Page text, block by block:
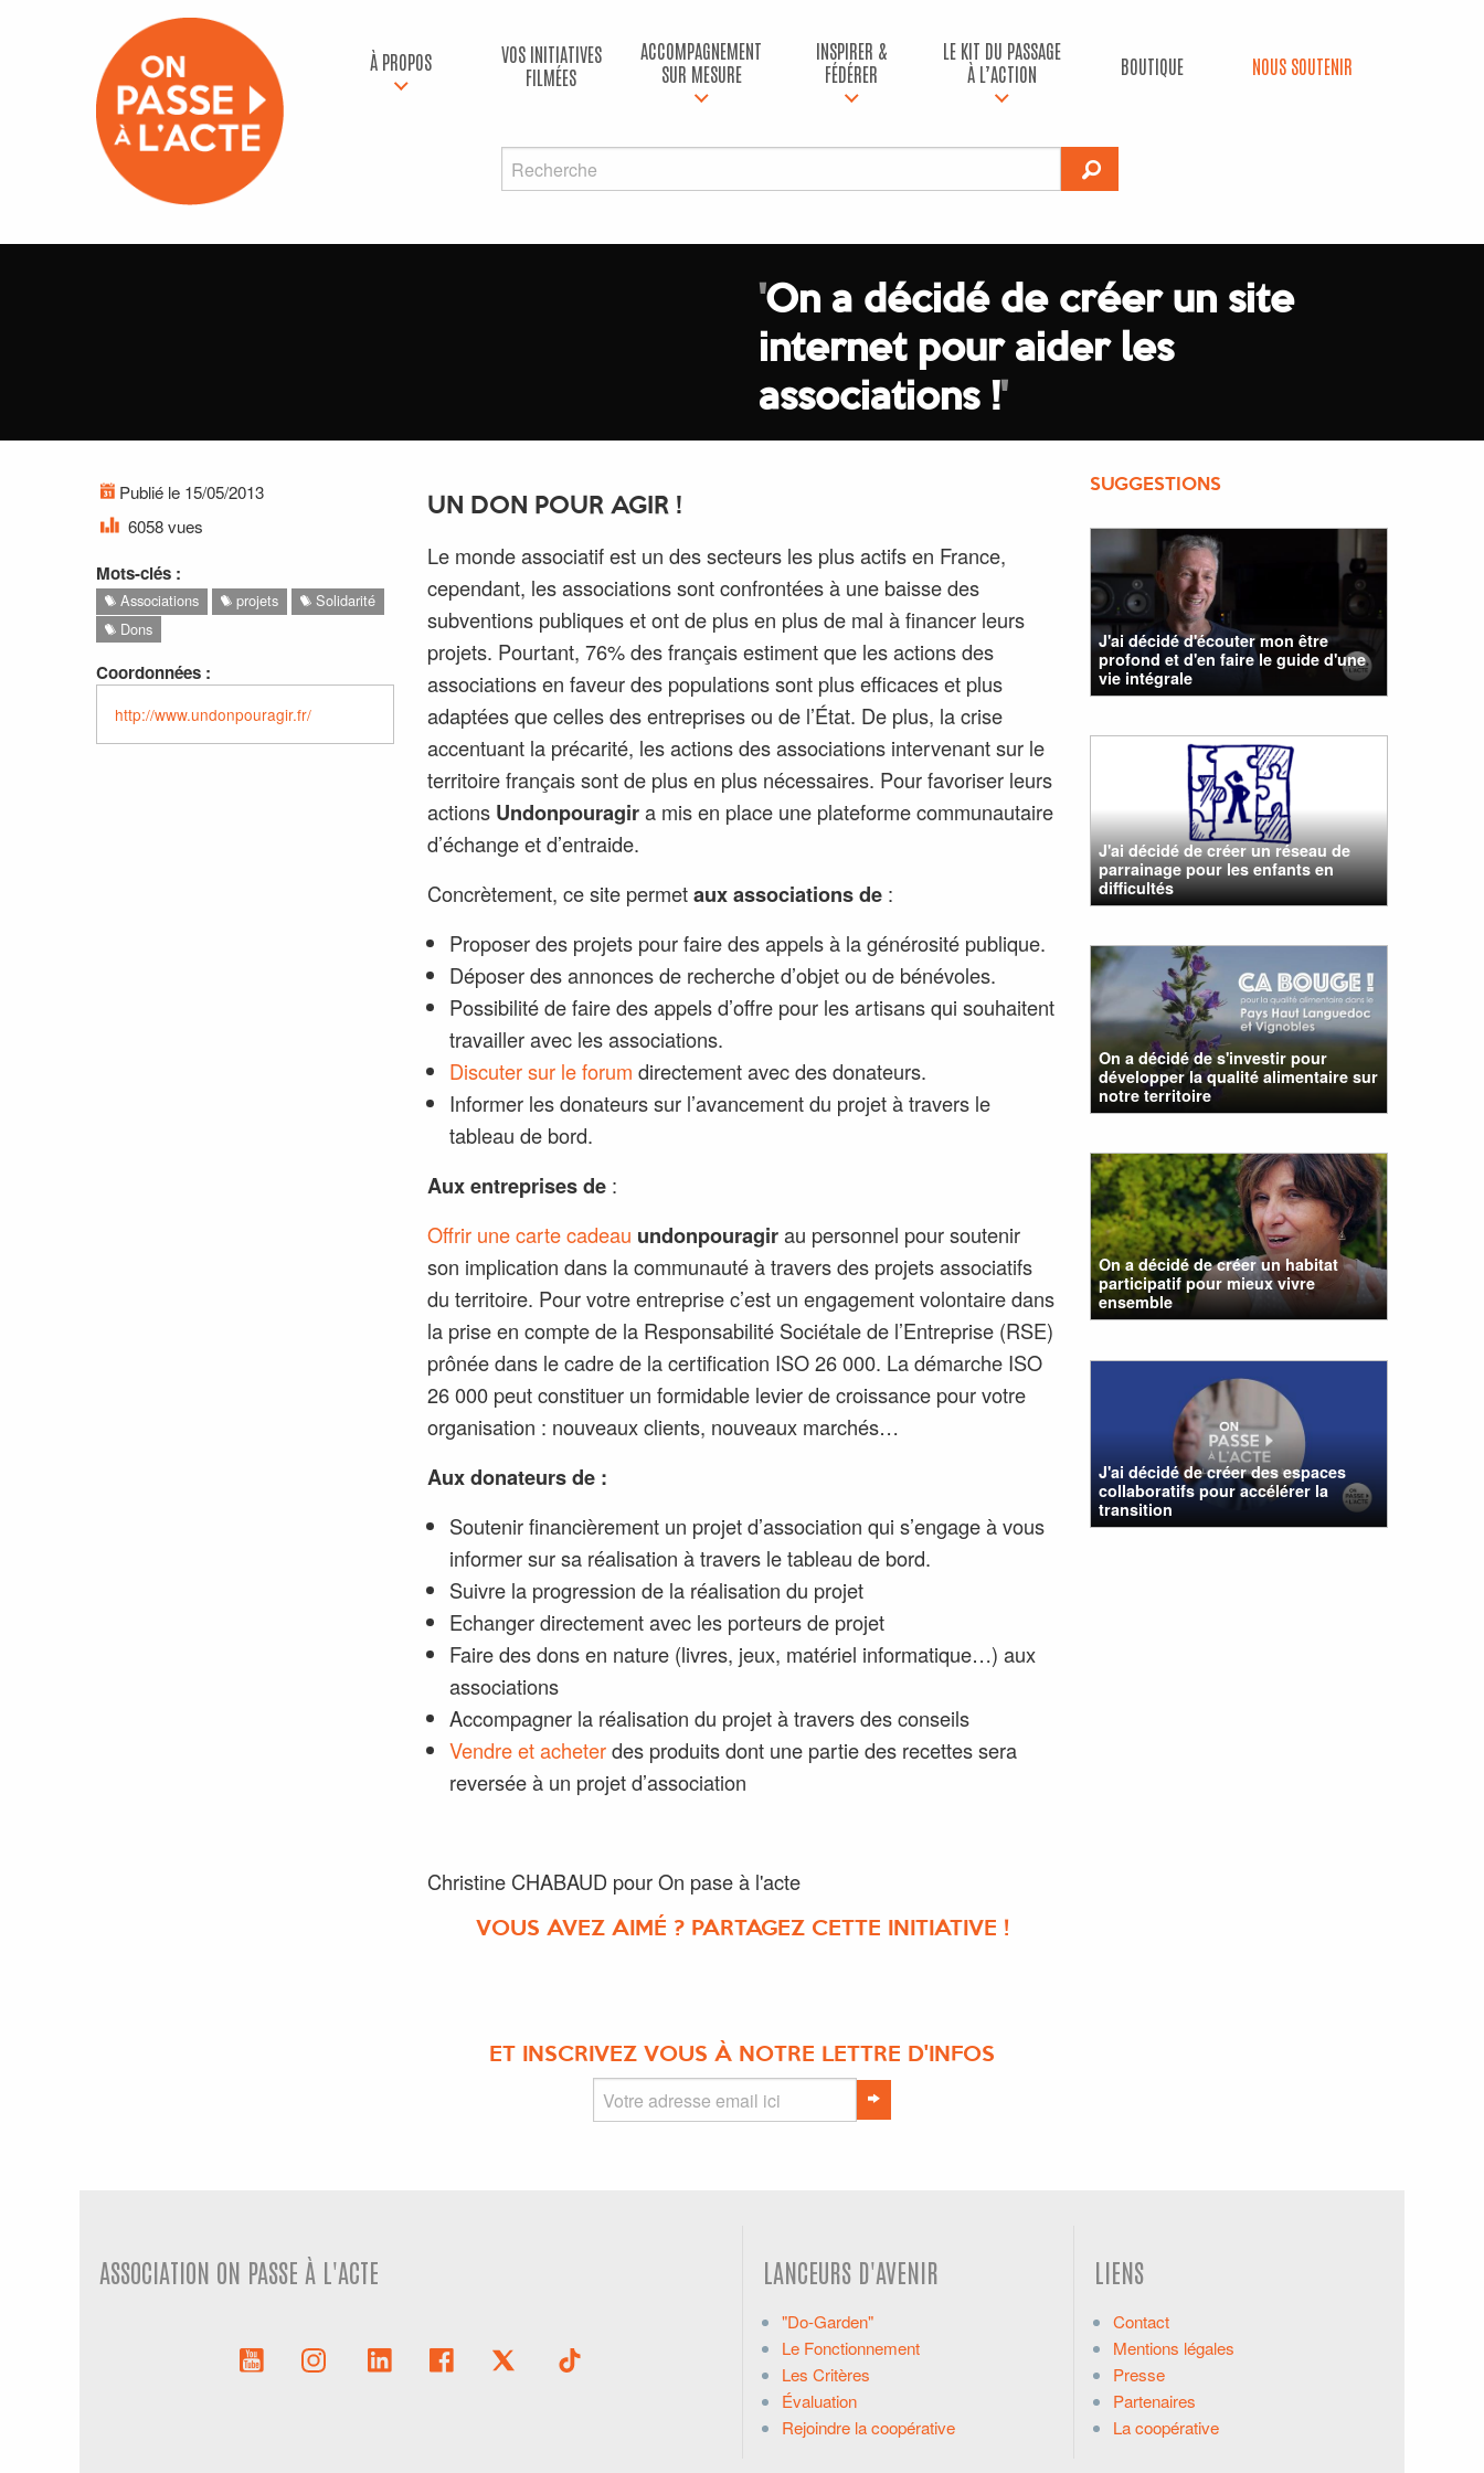
À PROPOS
VOS INITIATIVES
FILMÉES
ACCOMPAGNEMENT
SUR MESURE
INSPIRER &
FÉDÉRER
LE KIT DU PASSAGE
À L’ACTION
BOUTIQUE NOUS SOUTENIR
'On a décidé de créer un site
internet pour aider les
associations !'
Publié le 15/05/2013
6058 vues
Mots-clés :
Associations projets
Solidarité
Dons
Coordonnées :
http://www.undonpouragir.fr/
UN DON POUR AGIR !
Le monde associatif est un des secteurs les plus actifs en France,
cependant, les associations sont confrontées à une baisse des
subventions publiques et ont de plus en plus de mal à financer leurs
projets. Pourtant, 76% des français estiment que les actions des
associations en faveur des populations sont plus efficaces et plus
adaptées que celles des entreprises ou de l’État. De plus, la crise
accentuant la précarité, les actions des associations intervenant sur le
territoire français sont de plus en plus nécessaires. Pour favoriser leurs
actions Undonpouragira mis en place une plateforme communautaire
d’échange et d’entraide.
Concrètement, ce site permetaux associations de :
Proposer des projets pour faire des appels à la générosité publique.
Déposer des annonces de recherche d’objet ou de bénévoles.
Possibilité de faire des appels d’offre pour les artisans qui souhaitent
travailler avec les associations.
Discuter sur le forum directement avec des donateurs.
Informer les donateurs sur l’avancement du projet à travers le
tableau de bord.
Aux entreprises de :
Offrir une carte cadeau undonpouragirau personnel pour soutenir
son implication dans la communauté à travers des projets associatifs
du territoire. Pour votre entreprise c’est un engagement volontaire dans
la prise en compte de la Responsabilité Sociétale de l’Entreprise (RSE)
prônée dans le cadre de la certification ISO 26 000. La démarche ISO
26 000 peut constituer un formidable levier de croissance pour votre
organisation : nouveaux clients, nouveaux marchés…
Aux donateurs de :
Soutenir financièrement un projet d’association qui s’engage à vous
informer sur sa réalisation à travers le tableau de bord.
Suivre la progression de la réalisation du projet
Echanger directement avec les porteurs de projet
Faire des dons en nature (livres, jeux, matériel informatique…) aux
associations
Accompagner la réalisation du projet à travers des conseils
Vendre et acheterdes produits dont une partie des recettes sera
reversée à un projet d’association
Christine CHABAUD pour On pase à l'acte
VOUS AVEZ AIMÉ ? PARTAGEZ CETTE INITIATIVE !
ET INSCRIVEZ VOUS À NOTRE LETTRE D'INFOS
SUGGESTIONS
J'ai décidé d'écouter mon être
profond et d'en faire le guide d'une
vie intégrale
J'ai décidé de créer un réseau de
parrainage pour les enfants en
difficultés
On a décidé de s'investir pour
développer la qualité alimentaire sur
notre territoire
On a décidé de créer un habitat
participatif pour mieux vivre
ensemble
J'ai décidé de créer des espaces
collaboratifs pour accélérer la
transition
ASSOCIATION ON PASSE À L'ACTE LANCEURS D'AVENIR
"Do-Garden"
Le Fonctionnement
Les Critères
Évaluation
Rejoindre la coopérative
LIENS
Contact
Mentions légales
Presse
Partenaires
La coopérative